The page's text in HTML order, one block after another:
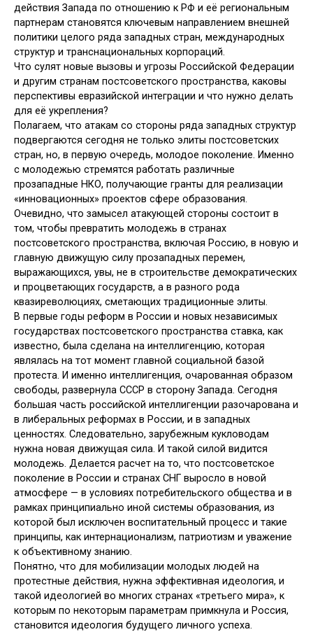
действия Запада по отношению к РФ и её региональным
партнерам становятся ключевым направлением внешней
политики целого ряда западных стран, международных
структур и транснациональных корпораций.
Что сулят новые вызовы и угрозы Российской Федерации
и другим странам постсоветского пространства, каковы
перспективы евразийской интеграции и что нужно делать
для её укрепления?
Полагаем, что атакам со стороны ряда западных структур
подвергаются сегодня не только элиты постсоветских
стран, но, в первую очередь, молодое поколение. Именно
с молодежью стремятся работать различные
прозападные НКО, получающие гранты для реализации
«инновационных» проектов сфере образования.
Очевидно, что замысел атакующей стороны состоит в
том, чтобы превратить молодежь в странах
постсоветского пространства, включая Россию, в новую и
главную движущую силу прозападных перемен,
выражающихся, увы, не в строительстве демократических
и процветающих государств, а в разного рода
квазиреволюциях, сметающих традиционные элиты.
В первые годы реформ в России и новых независимых
государствах постсоветского пространства ставка, как
известно, была сделана на интеллигенцию, которая
являлась на тот момент главной социальной базой
протеста. И именно интеллигенция, очарованная образом
свободы, развернула СССР в сторону Запада. Сегодня
большая часть российской интеллигенции разочарована и
в либеральных реформах в России, и в западных
ценностях. Следовательно, зарубежным кукловодам
нужна новая движущая сила. И такой силой видится
молодежь. Делается расчет на то, что постсоветское
поколение в России и странах СНГ выросло в новой
атмосфере — в условиях потребительского общества и в
рамках принципиально иной системы образования, из
которой был исключен воспитательный процесс и такие
принципы, как интернационализм, патриотизм и уважение
к объективному знанию.
Понятно, что для мобилизации молодых людей на
протестные действия, нужна эффективная идеология, и
такой идеологией во многих странах «третьего мира», к
которым по некоторым параметрам примкнула и Россия,
становится идеология будущего личного успеха.